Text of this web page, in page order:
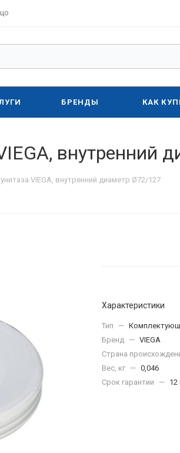
БРЕНДЫ КАК
внутренний
VIEGA, внутренний диаметр Ø72/127
Характеристики
Тип —
Бренд — VIEGA
Страна
Вес, кг — 0,046
Срок гарантии
— 12